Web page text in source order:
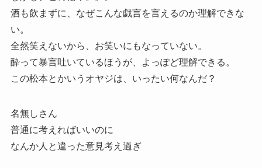
酒も飲まずに、なぜこんな戯言を言えるのか理解できな
い。
全然笑えないから、お笑いにもなっていない。
酔って暴言吐いているほうが、よっぽど理解できる。
この松本とかいうオヤジは、いったい何なんだ？
名無しさん
普通に考えればいいのに
なんか人と違った意見考え過ぎ